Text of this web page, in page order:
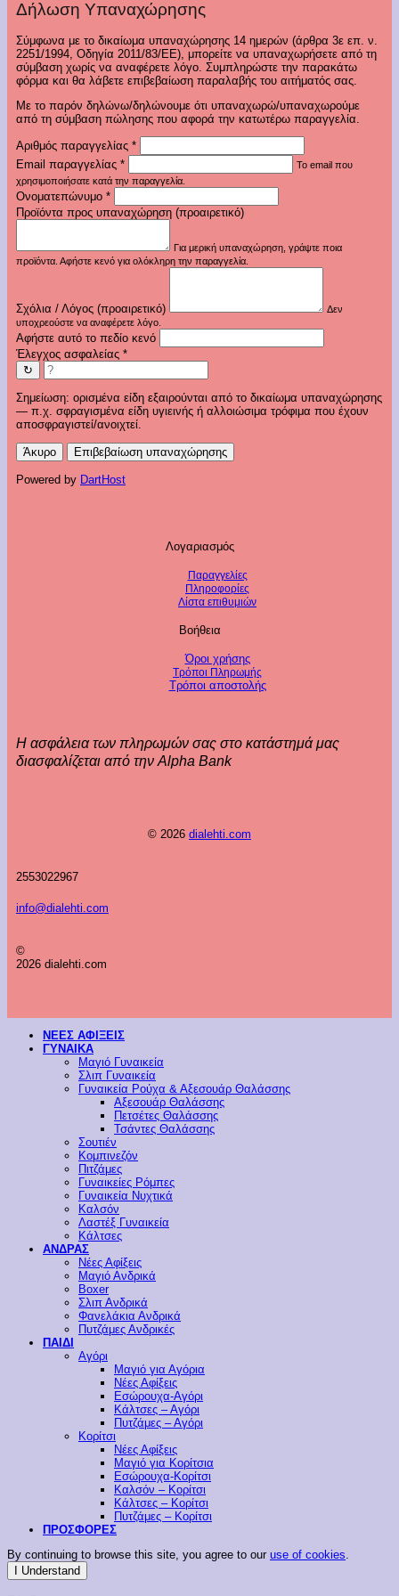
Δήλωση Υπαναχώρησης
Σύμφωνα με το δικαίωμα υπαναχώρησης 14 ημερών (άρθρα 3ε επ. ν.
2251/1994, Οδηγία 2011/83/ΕΕ), μπορείτε να υπαναχωρήσετε από τη
σύμβαση χωρίς να αναφέρετε λόγο. Συμπληρώστε την παρακάτω
φόρμα και θα λάβετε επιβεβαίωση παραλαβής του αιτήματός σας.
Με το παρόν δηλώνω/δηλώνουμε ότι υπαναχωρώ/υπαναχωρούμε
από τη σύμβαση πώλησης που αφορά την κατωτέρω παραγγελία.
Αριθμός παραγγελίας *
Email παραγγελίας *
Το email που
χρησιμοποιήσατε κατά την παραγγελία.
Ονοματεπώνυμο *
Προϊόντα προς υπαναχώρηση (προαιρετικό)
Για μερική υπαναχώρηση, γράψτε ποια
προϊόντα. Αφήστε κενό για ολόκληρη την παραγγελία.
Σχόλια / Λόγος (προαιρετικό)
Δεν
υποχρεούστε να αναφέρετε λόγο.
Αφήστε αυτό το πεδίο κενό
Έλεγχος ασφαλείας *
↻
Σημείωση: ορισμένα είδη εξαιρούνται από το δικαίωμα υπαναχώρησης
— π.χ. σφραγισμένα είδη υγιεινής ή αλλοιώσιμα τρόφιμα που έχουν
αποσφραγιστεί/ανοιχτεί.
Άκυρο Επιβεβαίωση υπαναχώρησης
Powered by DartHost
Λογαριασμός
Παραγγελίες
Πληροφορίες
Λίστα επιθυμιών
Βοήθεια
Όροι χρήσης
Τρόποι Πληρωμής
Τρόποι αποστολής
Η ασφάλεια των πληρωμών σας στο κατάστημά μας
διασφαλίζεται από την Alpha Bank
© 2026 dialehti.com
2553022967
info@dialehti.com
©
2026 dialehti.com
ΝΕΕΣ ΑΦΙΞΕΙΣ
ΓΥΝΑΙΚΑ
Μαγιό Γυναικεία
Σλιπ Γυναικεία
Γυναικεία Ρούχα & Αξεσουάρ Θαλάσσης
Αξεσουάρ Θαλάσσης
Πετσέτες Θαλάσσης
Τσάντες Θαλάσσης
Σουτιέν
Κομπινεζόν
Πιτζάμες
Γυναικείες Ρόμπες
Γυναικεία Νυχτικά
Καλσόν
Λαστέξ Γυναικεία
Κάλτσες
ΑΝΔΡΑΣ
Νέες Αφίξεις
Μαγιό Ανδρικά
Boxer
Σλιπ Ανδρικά
Φανελάκια Ανδρικά
Πυτζάμες Ανδρικές
ΠΑΙΔΙ
Αγόρι
Μαγιό για Αγόρια
Νέες Αφίξεις
Εσώρουχα-Αγόρι
Κάλτσες – Αγόρι
Πυτζάμες – Αγόρι
Κορίτσι
Νέες Αφίξεις
Μαγιό για Κορίτσια
Εσώρουχα-Κορίτσι
Καλσόν – Κορίτσι
Κάλτσες – Κορίτσι
Πυτζάμες – Κορίτσι
ΠΡΟΣΦΟΡΕΣ
By continuing to browse this site, you agree to our use of cookies.
I Understand